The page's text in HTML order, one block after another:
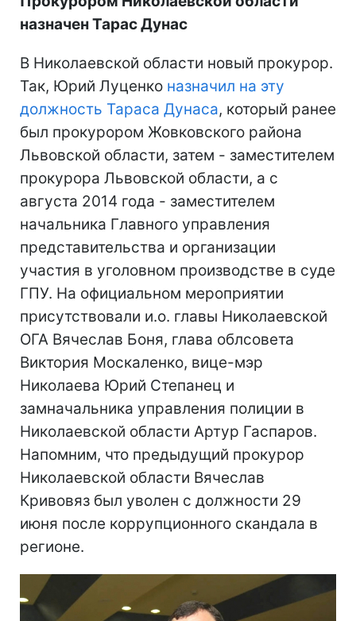
назначен Тарас Дунас
В Николаевской области новый прокурор.
Так, Юрий Луценко назначил на эту
должность Тараса Дунаса, который ранее
был прокурором Жовковского района
Львовской области, затем - заместителем
прокурора Львовской области, а с
августа 2014 года - заместителем
начальника Главного управления
представительства и организации
участия в уголовном производстве в суде
ГПУ. На официальном мероприятии
присутствовали и.о. главы Николаевской
ОГА Вячеслав Боня, глава облсовета
Виктория Москаленко, вице-мэр
Николаева Юрий Степанец и
замначальника управления полиции в
Николаевской области Артур Гаспаров.
Напомним, что предыдущий прокурор
Николаевской области Вячеслав
Кривовяз был уволен с должности 29
июня после коррупционного скандала в
регионе.